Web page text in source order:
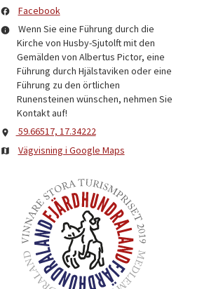
Facebook
Wenn Sie eine Führung durch die
Kirche von Husby-Sjutolft mit den
Gemälden von Albertus Pictor, eine
Führung durch Hjälstaviken oder eine
Führung zu den örtlichen
Runensteinen wünschen, nehmen Sie
Kontakt auf!
59.66517, 17.34222
Vägvisning i Google Maps